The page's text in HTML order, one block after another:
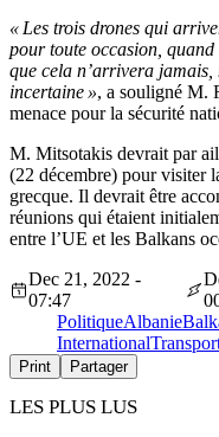
« Les trois drones qui
pour toute occasion, quand
que cela n’arrivera jamais,
incertaine », a souligné M.
menace pour la sécurité
M. Mitsotakis devrait par
(22 décembre) pour visiter
grecque. Il devrait être
réunions qui étaient
entre l’UE et les Balkans
Dec 21, 2022 -
07:47
PolitiqueAlbanie
International
Print Partager
LES PLUS LUS